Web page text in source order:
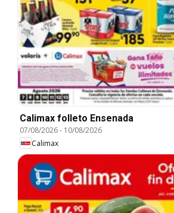
Calimax folleto Ensenada
07/08/2026- 10/08/2026
Calimax